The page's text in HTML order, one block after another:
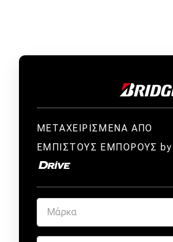
ΜΕΤΑΧΕΙΡΙΣΜΕΝΑ ΑΠΟ
ΕΜΠΙΣΤΟΥΣ ΕΜΠΟΡΟΥΣ by